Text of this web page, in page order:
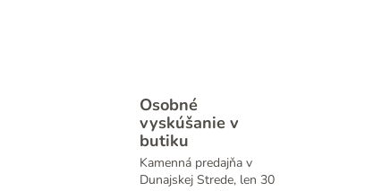
Osobné
vyskúšanie v
butiku
Kamenná predajňa v
Dunajskej Strede, len 30